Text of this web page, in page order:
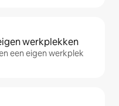
werkplekken
een eigen werkplek